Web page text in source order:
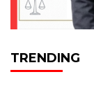
TRENDING